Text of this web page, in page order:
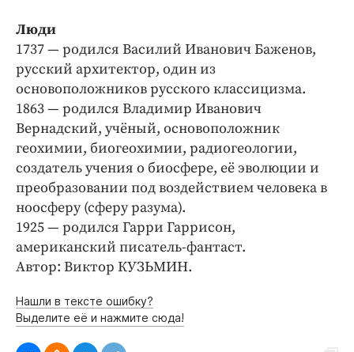
Люди
1737 — родился Василий Иванович Баженов,
русский архитектор, один из
основоположников русского классицизма.
1863 — родился Владимир Иванович
Вернадский, учёный, основоположник
геохимии, биогеохимии, радиогеологии,
создатель учения о биосфере, её эволюции и
преобразовании под воздействием человека в
ноосферу (сферу разума).
1925 — родился Гарри Гаррисон,
американский писатель-фантаст.
Автор: Виктор КУЗЬМИН.
Нашли в тексте ошибку?
Выделите её и нажмите сюда!